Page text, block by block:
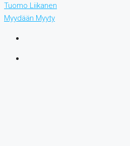
Tuomo Liikanen
Myydään Myyty